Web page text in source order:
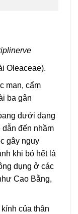
Oleaceae).
man, cẩm
ba gân
dưới dạng
đến nhầm
gây nguy
khi bỏ hết lá
dụng ở các
Cao Bằng,
của thân